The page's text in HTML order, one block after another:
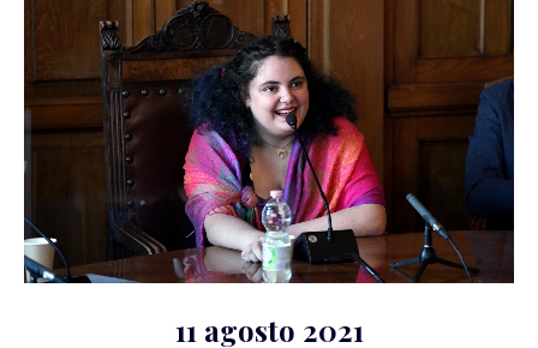
11 agosto 2021